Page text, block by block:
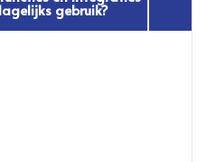
gebruik?